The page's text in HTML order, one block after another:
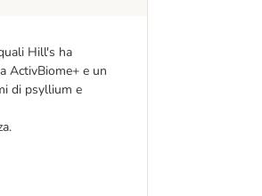
Hill's ha
ActivBiome+ e un
di psyllium e